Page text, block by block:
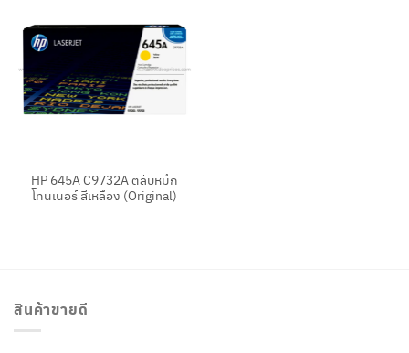
HP 645A C9732A ตลับหมึก
โทนเนอร์ สีเหลือง (Original)
สินค้าขายดี